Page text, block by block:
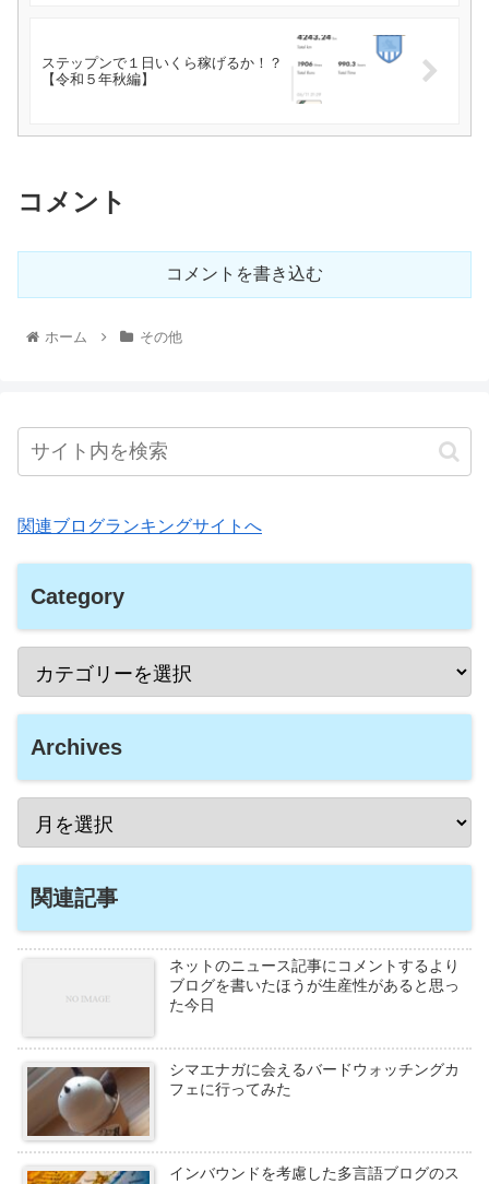
ステップンで１日いくら稼げるか！？
【令和５年秋編】
コメント
コメントを書き込む
ホーム その他
関連ブログランキングサイトへ
Category
Archives
関連記事
ネットのニュース記事にコメントするより
ブログを書いたほうが生産性があると思っ
た今日
シマエナガに会えるバードウォッチングカ
フェに行ってみた
インバウンドを考慮した多言語ブログのス